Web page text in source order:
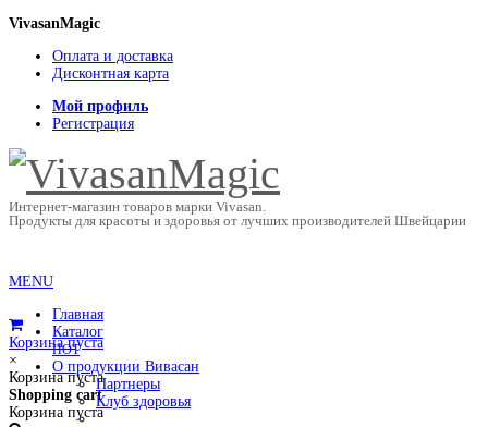
VivasanMagic
Оплата и доставка
Дисконтная карта
Мой профиль
Регистрация
Интернет-магазин товаров марки Vivasan.
Продукты для красоты и здоровья от лучших производителей Швейцарии
Корзина пуста
×
Корзина пуста
Shopping cart
Корзина пуста
MENU
Главная
Каталог
HOT
О продукции Вивасан
Партнеры
Клуб здоровья